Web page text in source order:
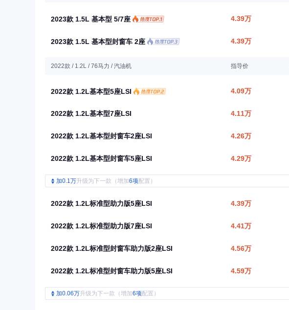
2023款 1.5L 基本型 5/7座 4.39万
2023款 1.5L 基本型封窗车 2座 4.39万
2022款 / 1.2L / 76马力 / 汽油机 指导价
2022款 1.2L基本型5座LSI 4.09万
2022款 1.2L基本型7座LSI 4.11万
2022款 1.2L基本型封窗车2座LSI 4.26万
2022款 1.2L基本型封窗车5座LSI 4.29万
加0.1万升级为下一款（增加6项配置）
2022款 1.2L标准型助力版5座LSI 4.39万
2022款 1.2L标准型助力版7座LSI 4.41万
2022款 1.2L标准型封窗车助力版2座LSI 4.56万
2022款 1.2L标准型封窗车助力版5座LSI 4.59万
加0.06万升级为下一款（增加6项配置）